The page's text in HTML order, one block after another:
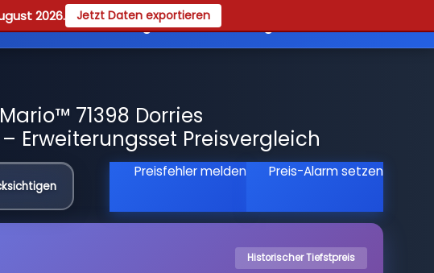
2026. Jetzt Daten exportieren
Guides Registrieren
Mario™ 71398 Dorries
Erweiterungsset Preisvergleich
Preisfehler melden Preis-Alarm setzen
Historischer Tiefstpreis